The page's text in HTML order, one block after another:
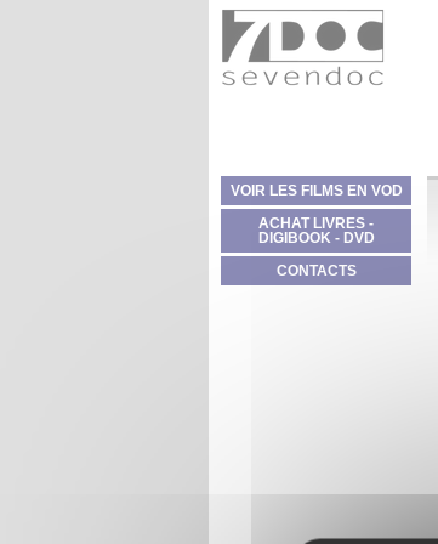
VOIR LES FILMS EN VOD
ACHAT LIVRES -
DIGIBOOK - DVD
CONTACTS
Panneau de gestion des cookies